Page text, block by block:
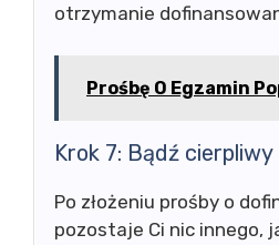
otrzymanie
Prośbę O Egzamin
Krok 7: Bądź cierpliwy
Po złożeniu prośby o
pozostaje Ci nic innego,